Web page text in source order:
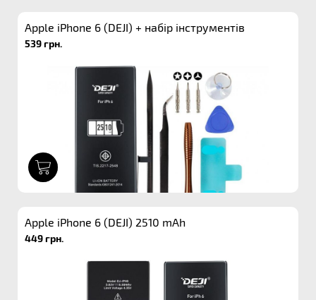
Apple iPhone 6 (DEJI) + набір інструментів
539 грн.
Apple iPhone 6 (DEJI) 2510 mAh
449 грн.